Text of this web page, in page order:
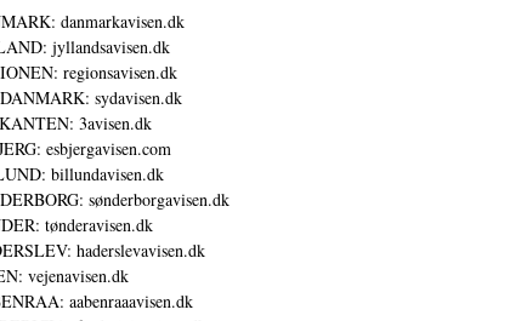
danmarkavisen.dk
jyllandsavisen.dk
regionsavisen.dk
sydavisen.dk
3avisen.dk
esbjergavisen.com
billundavisen.dk
sønderborgavisen.dk
tønderavisen.dk
haderslevavisen.dk
vejenavisen.dk
aabenraaavisen.dk